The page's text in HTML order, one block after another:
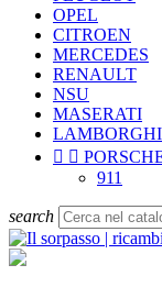
OPEL
CITROEN
MERCEDES
RENAULT
NSU
MASERATI
 
911
search